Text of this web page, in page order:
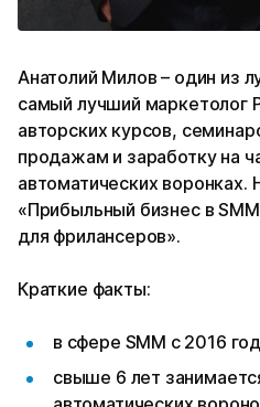
Анатолий Милов – один из
самый лучший маркетолог
авторских курсов,
продажам и заработку на
автоматических воронках.
«Прибыльный бизнес в
для фрилансеров».
Краткие факты:
в сфере SMM с 2016
свыше 6 лет